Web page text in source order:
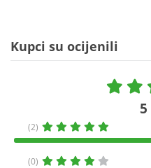
Kupci su ocijenili
5
(2)
(0)